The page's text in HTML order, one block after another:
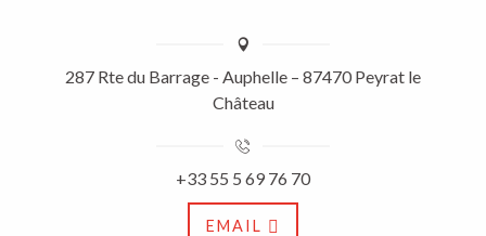
287 Rte du Barrage - Auphelle – 87470 Peyrat le
Château
+33 55 5 69 76 70
EMAIL